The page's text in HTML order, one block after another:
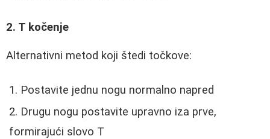
2. T kočenje
Alternativni metod koji štedi točkove:
Postavite jednu nogu normalno napred
Drugu nogu postavite upravno iza prve,
formirajući slovo T